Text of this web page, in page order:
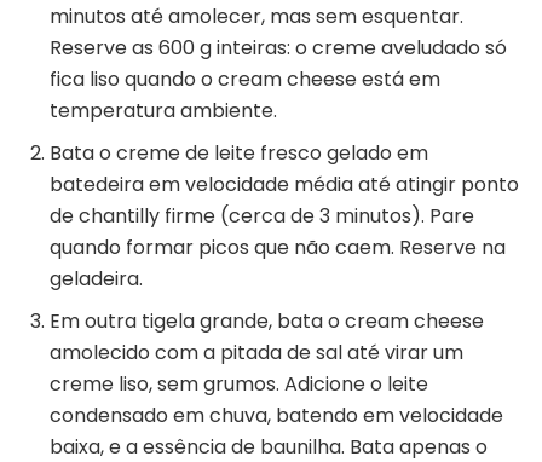
minutos até amolecer, mas sem esquentar.
Reserve as 600 g inteiras: o creme aveludado só
fica liso quando o cream cheese está em
temperatura ambiente.
Bata o creme de leite fresco gelado em
batedeira em velocidade média até atingir ponto
de chantilly firme (cerca de 3 minutos). Pare
quando formar picos que não caem. Reserve na
geladeira.
Em outra tigela grande, bata o cream cheese
amolecido com a pitada de sal até virar um
creme liso, sem grumos. Adicione o leite
condensado em chuva, batendo em velocidade
baixa, e a essência de baunilha. Bata apenas o